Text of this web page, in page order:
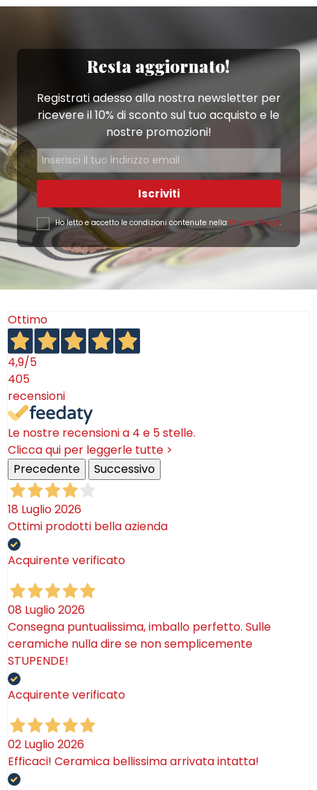
Resta aggiornato!
Registrati adesso alla nostra newsletter per
ricevere il 10% di sconto sul tuo acquisto e le
nostre promozioni!
Iscriviti
Ho letto e accetto le condizioni contenute nella Privacy Policy.
Ottimo
4,9/5
405
recensioni
Le nostre recensioni a 4 e 5 stelle.
Clicca qui per leggerle tutte >
Precedente
Successivo
18 Luglio 2026
Ottimi prodotti bella azienda
Acquirente verificato
08 Luglio 2026
Consegna puntualissima, imballo perfetto. Sulle
ceramiche nulla dire se non semplicemente
STUPENDE!
Acquirente verificato
02 Luglio 2026
Efficaci! Ceramica bellissima arrivata intatta!